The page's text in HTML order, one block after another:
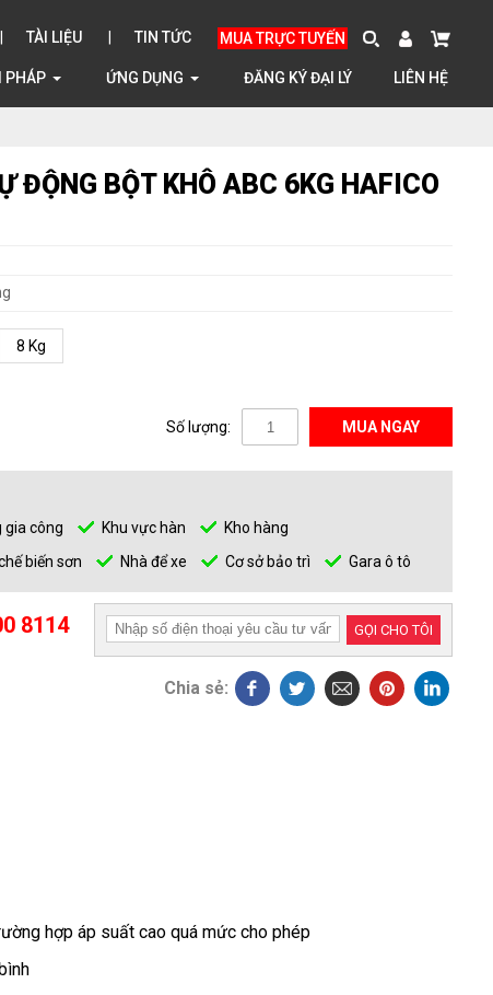
TÀI LIỆU TIN TỨC MUA TRỰC TUYẾN
PHÁP ỨNG DỤNG ĐĂNG KÝ ĐẠI LÝ LIÊN HỆ
ĐỘNG BỘT KHÔ ABC 6KG HAFICO
8 Kg
Số lượng: MUA NGAY
gia công Khu vực hàn
Kho hàng
biến sơn Nhà để xe Cơ sở bảo trì Gara ô tô
8114 GỌI CHO TÔI
Chia sẻ:
hợp áp suất cao quá mức cho phép